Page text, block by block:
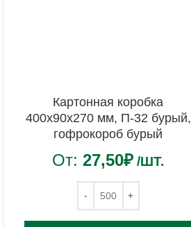
Картонная коробка
400х90х270 мм, П-32 бурый,
гофрокороб бурый
От:27,50₽ /ШТ.